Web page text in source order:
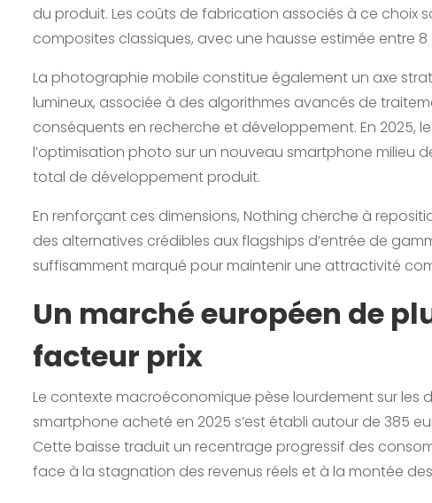
du produit. Les coûts de fabrication associés à ce choix
composites classiques, avec une hausse estimée entre 8
La photographie mobile constitue également un axe
lumineux, associée à des algorithmes avancés de
conséquents en recherche et développement. En 2025,
l’optimisation photo sur un nouveau smartphone milieu
total de développement produit.
En renforçant ces dimensions, Nothing cherche à
des alternatives crédibles aux flagships d’entrée de
suffisamment marqué pour maintenir une attractivité
Un marché européen de
facteur prix
Le contexte macroéconomique pèse lourdement sur les
smartphone acheté en 2025 s’est établi autour de 385
Cette baisse traduit un recentrage progressif des
face à la stagnation des revenus réels et à la montée